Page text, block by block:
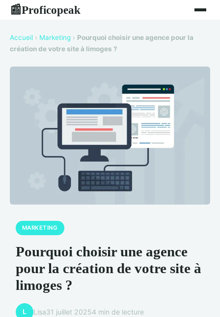
📰Proficopeak
Accueil › Marketing › Pourquoi choisir une agence pour la
création de votre site à limoges ?
MARKETING
Pourquoi choisir une agence
pour la création de votre site à
limoges ?
L Lisa31 juillet 20254 min de lecture